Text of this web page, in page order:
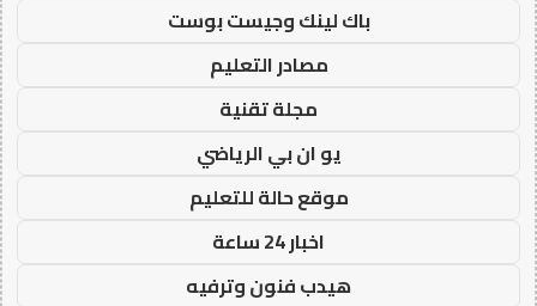
باك لينك وجيست بوست
مصادر التعليم
مجلة تقنية
يو ان بي الرياضي
موقع حالة للتعليم
اخبار 24 ساعة
هيدب فنون وترفيه